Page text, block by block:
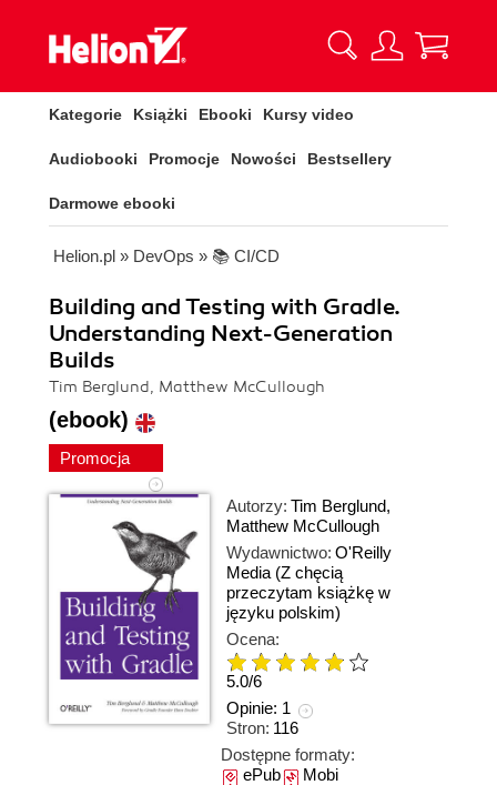
Kategorie Książki Ebooki Kursy video
Audiobooki Promocje Nowości Bestsellery
Darmowe ebooki
Helion.pl » DevOps » 📚 CI/CD
Building and Testing with Gradle.
Understanding Next-Generation
Builds
Tim Berglund, Matthew McCullough
(ebook)
Promocja
Autorzy: Tim Berglund,
Matthew McCullough
Wydawnictwo: O'Reilly
Media (Z chęcią
przeczytam książkę w
języku polskim)
Ocena:
5.0/6
Opinie: 1
Stron: 116
Dostępne formaty:
ePubMobi